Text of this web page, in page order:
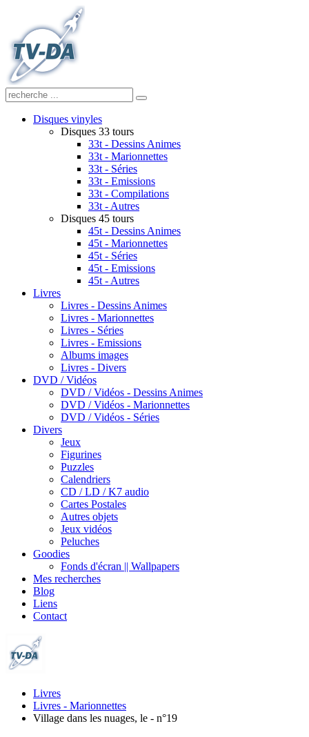
Disques vinyles
Disques 33 tours
33t - Dessins Animes
33t - Marionnettes
33t - Séries
33t - Emissions
33t - Compilations
33t - Autres
Disques 45 tours
45t - Dessins Animes
45t - Marionnettes
45t - Séries
45t - Emissions
45t - Autres
Livres
Livres - Dessins Animes
Livres - Marionnettes
Livres - Séries
Livres - Emissions
Albums images
Livres - Divers
DVD / Vidéos
DVD / Vidéos - Dessins Animes
DVD / Vidéos - Marionnettes
DVD / Vidéos - Séries
Divers
Jeux
Figurines
Puzzles
Calendriers
CD / LD / K7 audio
Cartes Postales
Autres objets
Jeux vidéos
Peluches
Goodies
Fonds d'écran || Wallpapers
Mes recherches
Blog
Liens
Contact
Livres
Livres - Marionnettes
Village dans les nuages, le - n°19